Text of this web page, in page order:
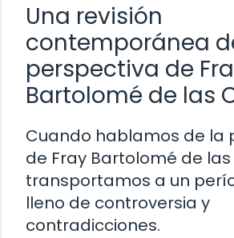
Una revisión
contemporánea
perspectiva de
Bartolomé de las
Cuando hablamos de la
de Fray Bartolomé de
transportamos a un
lleno de controversia y
contradicciones.